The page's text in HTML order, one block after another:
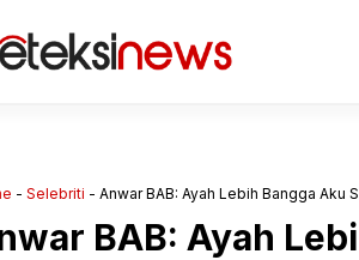
- Selebriti - Anwar BAB: Ayah Lebih Bangga Aku
BAB: Ayah